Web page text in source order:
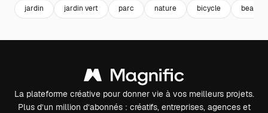
jardin jardin vert parc nature bicycle beau
La plateforme créative pour donner vie à vos meilleurs projets.
Plus d’un million d’abonnés : créatifs, entreprises, agences et